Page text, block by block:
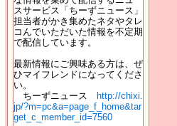
スサービス「ちーずニュース」
担当者がかき集めたネタやタレ
コんでいただいた情報を不定期
で配信しています。
最新情報にご興味ある方は、ぜ
ひマイフレンドになってくださ
い。
ちーずニュース
http://chixi.
jp/?m=pc&a=page_f_home&tar
get_c_member_id=7560